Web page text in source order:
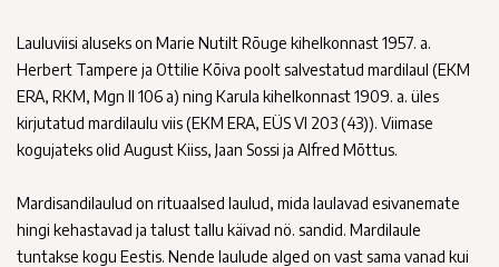
Lauluviisi aluseks on Marie Nutilt Rõuge kihelkonnast 1957. a.
Herbert Tampere ja Ottilie Kõiva poolt salvestatud mardilaul (EKM
ERA, RKM, Mgn II 106 a) ning Karula kihelkonnast 1909. a. üles
kirjutatud mardilaulu viis (EKM ERA, EÜS VI 203 (43)). Viimase
kogujateks olid August Kiiss, Jaan Sossi ja Alfred Mõttus.
Mardisandilaulud on rituaalsed laulud, mida laulavad esivanemate
hingi kehastavad ja talust tallu käivad nö. sandid. Mardilaule
tuntakse kogu Eestis. Nende laulude alged on vast sama vanad kui